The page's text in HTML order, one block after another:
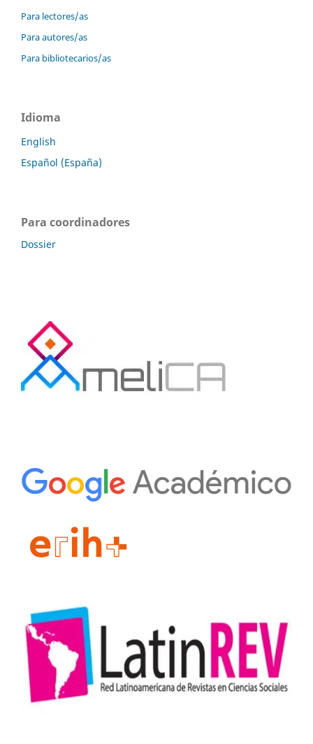
Para lectores/as
Para autores/as
Para bibliotecarios/as
Idioma
English
Español (España)
Para coordinadores
Dossier